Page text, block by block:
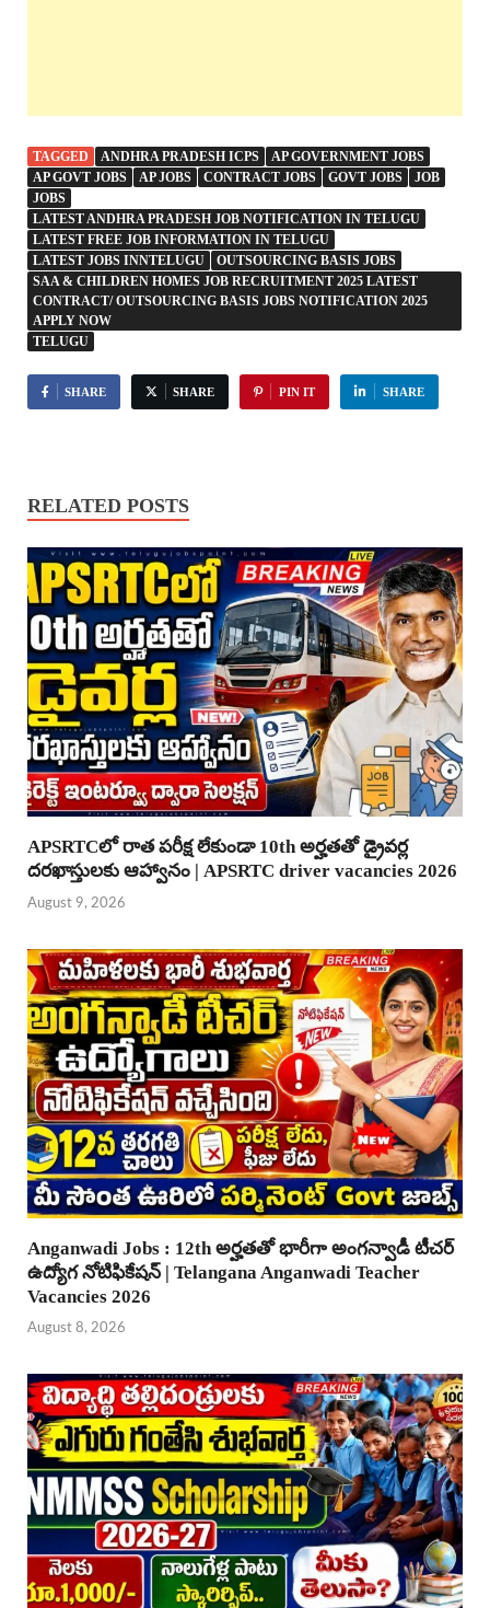
TAGGED ANDHRA PRADESH ICPS
AP GOVERNMENT JOBS
AP GOVT JOBS
AP JOBS CONTRACT JOBS GOVT JOBS
JOB
JOBS
LATEST ANDHRA PRADESH JOB NOTIFICATION IN TELUGU
LATEST FREE JOB INFORMATION IN TELUGU
LATEST JOBS INNTELUGU
OUTSOURCING BASIS JOBS
SAA & CHILDREN HOMES JOB RECRUITMENT 2025 LATEST
CONTRACT/ OUTSOURCING BASIS JOBS NOTIFICATION 2025
APPLY NOW
TELUGU
SHARE SHARE PIN IT SHARE
RELATED POSTS
APSRTCలో రాత పరీక్ష లేకుండా 10th అర్హతతో డ్రైవర్ల
దరఖాస్తులకు ఆహ్వానం | APSRTC driver vacancies 2026
August 9, 2026
Anganwadi Jobs : 12th అర్హతతో భారీగా అంగన్వాడీ టీచర్
ఉద్యోగ నోటిఫికేషన్ | Telangana Anganwadi Teacher
Vacancies 2026
August 8, 2026